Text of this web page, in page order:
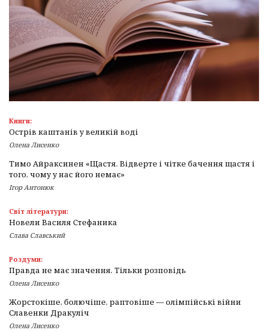
Книги:
Острів каштанів у великій воді
Олена Лисенко
Тимо Айраксинен «Щастя. Відверте і чітке бачення щастя і
того, чому у нас його немає»
Ігор Антонюк
Світ літератури:
Новели Василя Стефаника
Слава Славський
Роздуми:
Правда не має значення. Тільки розповідь
Олена Лисенко
Жорстокіше, болючіше, раптовіше — олімпійські війни
Славенки Дракуліч
Олена Лисенко